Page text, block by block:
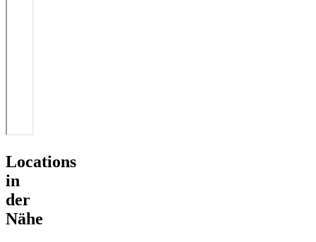
Locations
in
der
Nähe